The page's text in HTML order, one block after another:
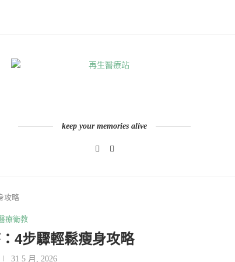
keep your memories alive
攻略
療衛教
4步驟輕鬆瘦身攻略
31 5 月, 2026